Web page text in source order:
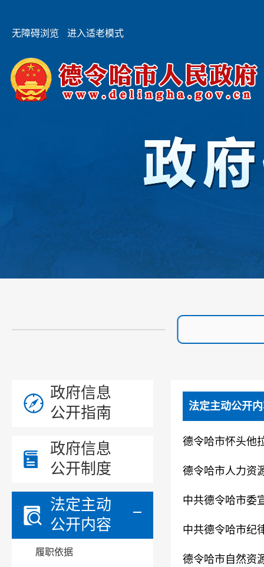
无障碍浏览 进入适老模式
政府信息
公开指南
政府信息
公开制度
法定主动
公开内容
履职依据
法定主动公开
德令哈市怀头他
德令哈市人力资
中共德令哈市委
中共德令哈市纪
德令哈市自然资